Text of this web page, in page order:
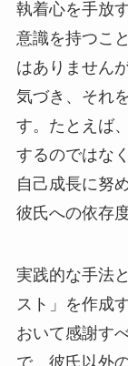
執着心を手放
意識を持つこ
はありません
気づき、それ
す。たとえば
するのではな
自己成長に努
彼氏への依存
実践的な手法
スト」を作成
おいて感謝す
で、彼氏以外